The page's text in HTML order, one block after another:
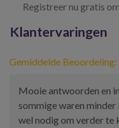
Registreer nu gratis
Klantervaringen
Gemiddelde Beoordeling:
Mooie antwoorden en
sommige waren minder
wel nodig om verder te